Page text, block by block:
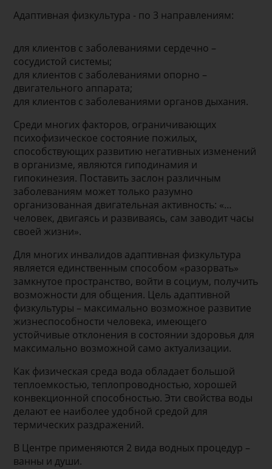
Адаптивная физкультура - по 3 направлениям:
для клиентов с заболеваниями сердечно –
сосудистой системы;
для клиентов с заболеваниями опорно –
двигательного аппарата;
для клиентов с заболеваниями органов дыхания.
Среди многих факторов, ограничивающих
психофизическое состояние пожилых,
способствующих развитию негативных изменений
в организме, являются гиподинамия и
гипокинезия. Поставить заслон различным
заболеваниям может только разумно
организованная двигательная активность: «…
человек, двигаясь и развиваясь, сам заводит часы
своей жизни».
Для многих инвалидов адаптивная физкультура
является единственным способом «разорвать»
замкнутое пространство, войти в социум, получить
возможности для общения. Цель адаптивной
физкультуры – максимально возможное развитие
жизнеспособности человека, имеющего
устойчивые отклонения в состоянии здоровья для
максимально возможной само актуализации.
Как физическая среда вода обладает большой
теплоемкостью, теплопроводностью, хорошей
конвекционной способностью. Эти свойства воды
делают ее наиболее удобной средой для
термических раздражений.
В Центре применяются 2 вида водных процедур –
ванны и души.